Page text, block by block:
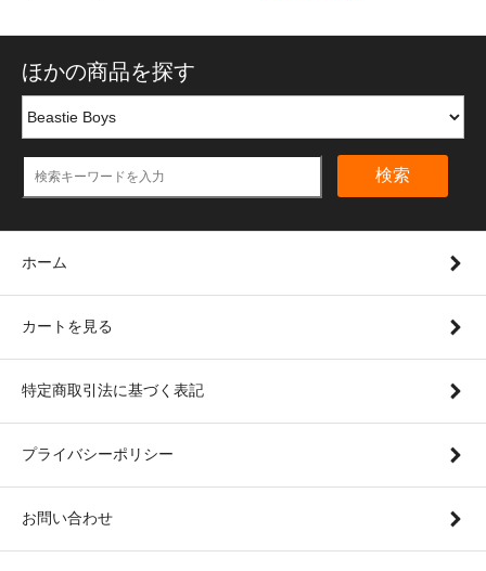
ほかの商品を探す
検索
ホーム
カートを見る
特定商取引法に基づく表記
プライバシーポリシー
お問い合わせ